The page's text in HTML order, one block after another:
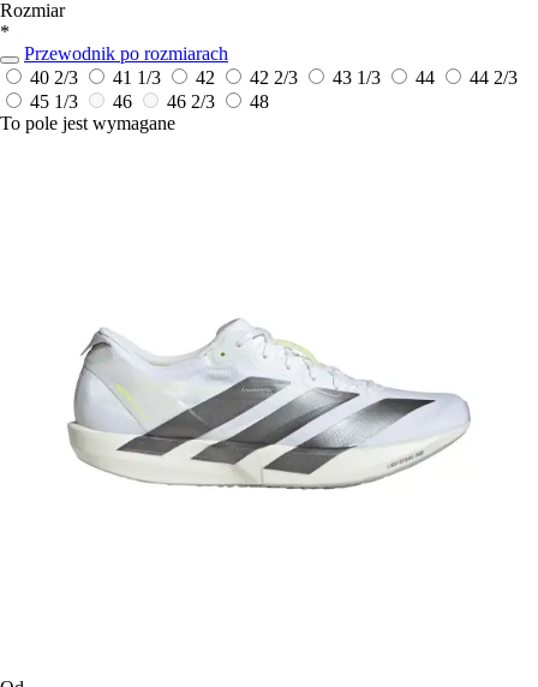
Rozmiar
*
Przewodnik po rozmiarach
40 2/3
41 1/3 42 42 2/3 43 1/3 44
44 2/3
45 1/3
46 46 2/3
48
To pole jest wymagane